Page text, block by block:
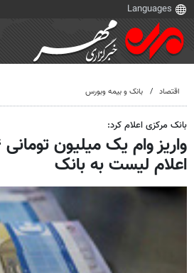
اقتصاد بانک و بیمه وبورس
بانک مرکزی اعلام کرد:
اعلام لیست به بانک